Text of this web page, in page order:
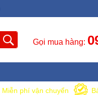
Gọi mua hàng:
Miễn phí vận chuyển